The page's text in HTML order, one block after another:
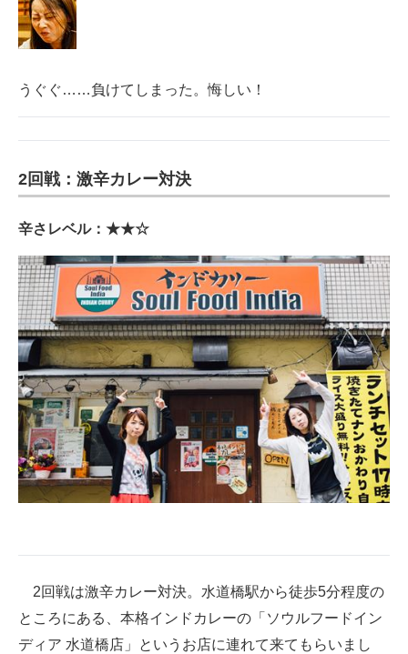
うぐぐ……負けてしまった。悔しい！
2回戦：激辛カレー対決
辛さレベル：★★☆
2回戦は激辛カレー対決。水道橋駅から徒歩5分程度の
ところにある、本格インドカレーの「ソウルフードイン
ディア 水道橋店」というお店に連れて来てもらいまし